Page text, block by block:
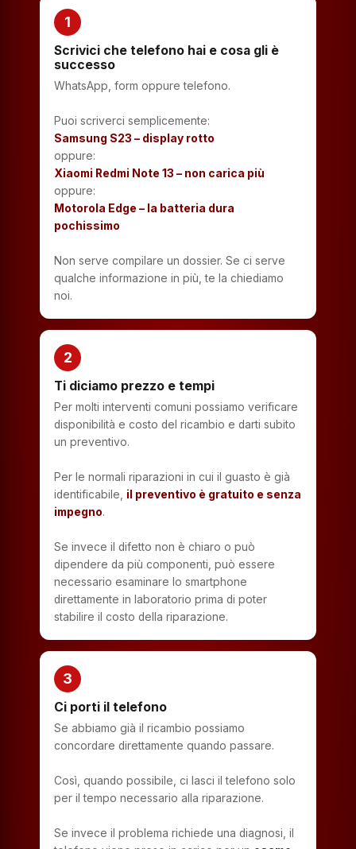
1
Scrivici che telefono hai e cosa gli è
successo
WhatsApp, form oppure telefono.
Puoi scriverci semplicemente:
Samsung S23 – display rotto
oppure:
Xiaomi Redmi Note 13 – non carica più
oppure:
Motorola Edge – la batteria dura
pochissimo
Non serve compilare un dossier. Se ci serve
qualche informazione in più, te la chiediamo
noi.
2
Ti diciamo prezzo e tempi
Per molti interventi comuni possiamo verificare
disponibilità e costo del ricambio e darti subito
un preventivo.
Per le normali riparazioni in cui il guasto è già
identificabile, il preventivo è gratuito e senza
impegno.
Se invece il difetto non è chiaro o può
dipendere da più componenti, può essere
necessario esaminare lo smartphone
direttamente in laboratorio prima di poter
stabilire il costo della riparazione.
3
Ci porti il telefono
Se abbiamo già il ricambio possiamo
concordare direttamente quando passare.
Così, quando possibile, ci lasci il telefono solo
per il tempo necessario alla riparazione.
Se invece il problema richiede una diagnosi, il